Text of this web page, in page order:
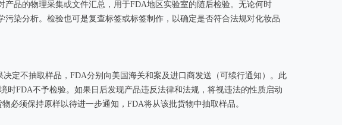
品的物理采集或文件汇总，用于FDA地区实验室的随后检验。无论何时
染分析。检验也可是复查标签或标签制作，以确定是否符合法规对化妆品
定不抽取样品，FDA分别向美国海关和案及进口商发送（可续行通知）。此
FDA不予检验。如果日后发现产品违反法律和法规，将视违法的性质启动
必须保持原样以待进一步通知，FDA将从该批货物中抽取样品。